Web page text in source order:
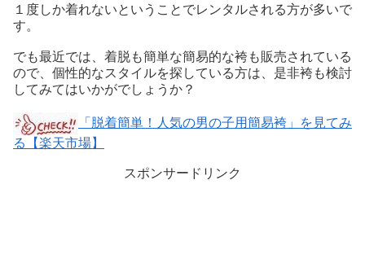
１度しか着れないということでレンタルされる方が多いで
す。
でも最近では、着脱も簡単な簡易的な袴も販売されている
ので、個性的なスタイルを探している方は、是非袴も検討
してみてはいかがでしょうか？
「脱着簡単！人気の男の子用簡易袴」を見てみ
る【楽天市場】
スポンサードリンク